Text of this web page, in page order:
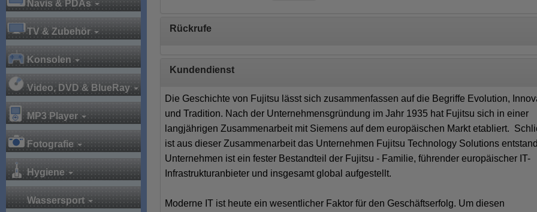
Navis & PDAs
TV & Zubehör
Konsolen
Video, DVD & BlueRay
MP3 Player
Fotografie
Hygiene
Wassersport
Rückrufe
Kundendienst
Die Geschichte von Fujitsu lässt sich zusammenfassen auf die Begriffe Evolution,
und Tradition. Nach der Unternehmensgründung im Jahr 1935 hat Fujitsu sich in einer
langjährigen Zusammenarbeit mit Siemens auf dem europäischen Markt etabliert.
ist aus dieser Zusammenarbeit das Unternehmen Fujitsu Technology Solutions
Unternehmen ist ein fester Bestandteil der Fujitsu - Familie, führender europäischer IT-
Infrastrukturanbieter und insgesamt global aufgestellt.
Moderne IT ist heute ein wesentlicher Faktor für den Geschäftserfolg. Um diesen